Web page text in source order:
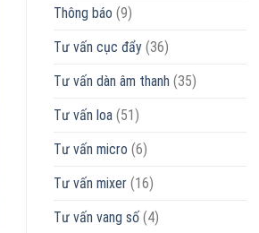
Thông báo (9)
Tư vấn cục đẩy(36)
Tư vấn dàn âm thanh (35)
Tư vấn loa(51)
Tư vấn micro (6)
Tư vấn mixer(16)
Tư vấn vang số(4)